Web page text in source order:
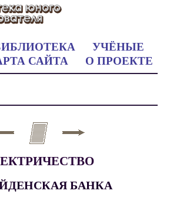
УЧЁНЫЕ
САЙТА О ПРОЕКТЕ
БАНКА